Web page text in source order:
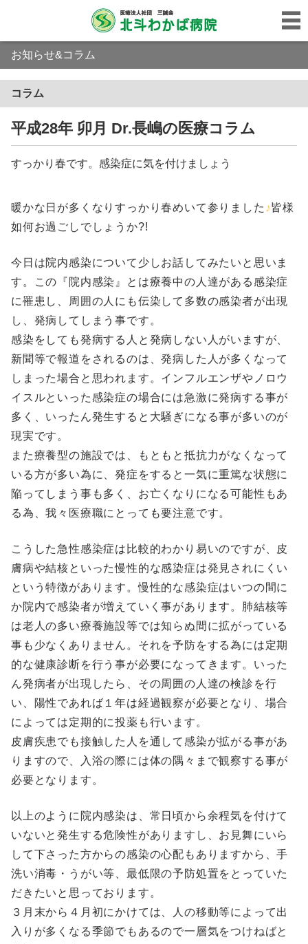
お知らせ&コラム
コラム
平成28年 卯月 Dr.長嶋の医療コラム
すっかり春です。感染症に気を付けましょう
暖かな日が多くなりすっかり春めいて参りました ♪皆様
如何お過ごしでしょうか?!
今日は院内感染について少しお話してみたいと思いま
す。この『院内感染』とは療養中の人達がある感染症
に罹患し、周囲の人にも伝染して多数の感染者が出現
し、発病してしまう事です。
感染をしても発病する人と発病しない人がいますが、
新聞等で報道をされるのは、発病した人が多くなって
しまった場合と思われます。インフルエンザやノロウ
イスルといった感染症の場合には急激に発病する事が
多く、いったん発生すると大騒ぎになる事が多いのが
現実です。
また療養型の施設では、もともと抵抗力がなくなって
いる方が多い為に、発症をすると一気に重篤な状態に
陥ってしまう事も多く、お亡くなりになる可能性もあ
る為、我々医療職にとっても要注意です。
こうした急性感染症は比較的わかり易いのですが、皮
膚病や結核といった慢性的な感染症は発見されにくい
という特徴があります。慢性的な感染症はいつの間に
か院内で感染者が増えていく事があります。肺結核等
は老人の多い療養施設等では知らぬ間に拡がっている
事も少なくありません。それを予防をする為には定期
的な健康診断を行う事が必要になってきます。いった
ん発病者が出現したら、その周囲の人達の検診を行
い、陽性であれば１年は経過観察が必要となり、場合
によっては定期的に投薬も行います。
皮膚疾患でも接触した人を通して感染が拡がる事があ
りますので、入浴の際には体の隅々まで観察する事が
必要となります。
以上のように院内感染は、常日頃から余程気を付けて
いないと発生する危険性がありますし、お見舞にいら
して下さった方からの感染の心配もありますから、手
洗い消毒・うがい等、最低限の予防処置をとっていた
だきたいと思っております。
３月末から４月初にかけては、人の移動等によって出
入りが多くなる季節でもあるので一層気をつけねばと